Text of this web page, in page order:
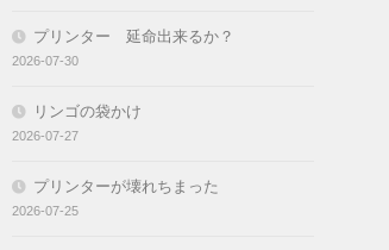
プリンター 延命出来るか？
2026-07-30
リンゴの袋かけ
2026-07-27
プリンターが壊れちまった
2026-07-25